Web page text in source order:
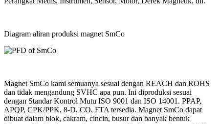
Diagram aliran produksi magnet SmCo
Magnet SmCo kami semuanya sesuai dengan REACH dan ROHS
dan tidak mengandung SVHC apa pun. Ini diproduksi sesuai
dengan Standar Kontrol Mutu ISO 9001 dan ISO 14001. PPAP,
APQP, CPK/PPK, 8-D, CO, FTA tersedia. Magnet SmCo dapat
dibuat dalam blok, cakram, cincin, busur dan banyak bentuk